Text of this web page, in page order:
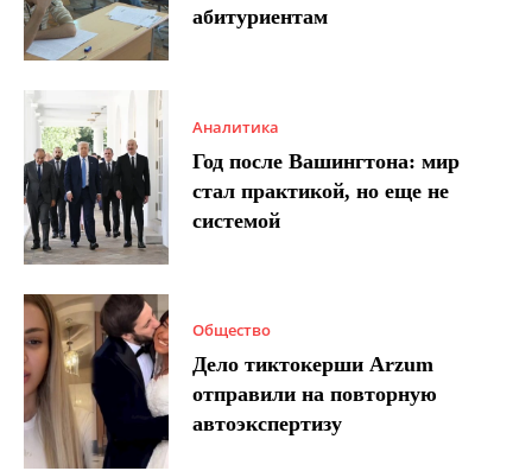
абитуриентам
Аналитика
Год после Вашингтона: мир
стал практикой, но еще не
системой
Общество
Дело тиктокерши Arzum
отправили на повторную
автоэкспертизу